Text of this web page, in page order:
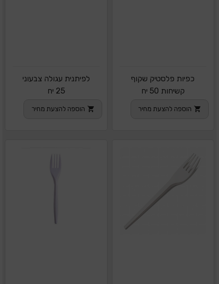
כפיות פלסטיק שקוף
קשיחות 50 יח
הוספה להצעת מחיר
לפיתנית עגולה צבעוני
25 יח
הוספה להצעת מחיר